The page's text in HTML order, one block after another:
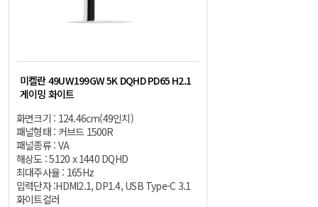
미켈란 49UW199GW 5K DQHD PD65 H2.1
게이밍 화이트
화면크기 : 124.46cm(49인치)
패널형태 : 커브드 1500R
패널종류 : VA
해상도 : 5120 x 1440 DQHD
최대주사율 : 165Hz
입력단자 :HDMI2.1, DP1.4, USB Type-C 3.1
화이트컬러